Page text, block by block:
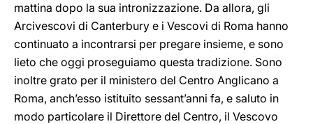
mattina dopo la sua intronizzazione. Da allora, gli
Arcivescovi di Canterbury e i Vescovi di Roma hanno
continuato a incontrarsi per pregare insieme, e sono
lieto che oggi proseguiamo questa tradizione. Sono
inoltre grato per il ministero del Centro Anglicano a
Roma, anch’esso istituito sessant’anni fa, e saluto in
modo particolare il Direttore del Centro, il Vescovo